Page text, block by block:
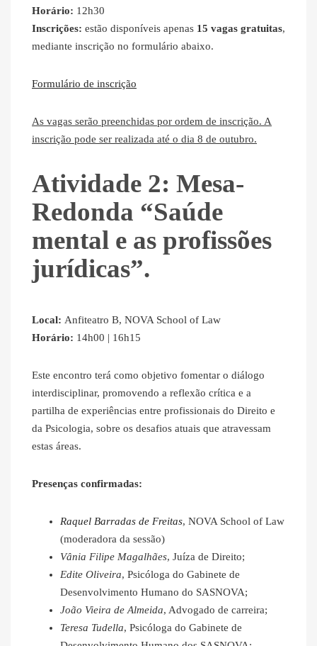
Horário: 12h30
Inscrições: estão disponíveis apenas 15 vagas gratuitas,
mediante inscrição no formulário abaixo.
Formulário de inscrição
As vagas serão preenchidas por ordem de inscrição. A
inscrição pode ser realizada até o dia 8 de outubro.
Atividade 2: Mesa-
Redonda “Saúde
mental e as profissões
jurídicas”.
Local: Anfiteatro B, NOVA School of Law
Horário: 14h00 | 16h15
Este encontro terá como objetivo fomentar o diálogo
interdisciplinar, promovendo a reflexão crítica e a
partilha de experiências entre profissionais do Direito e
da Psicologia, sobre os desafios atuais que atravessam
estas áreas.
Presenças confirmadas:
Raquel Barradas de Freitas, NOVA School of Law
(moderadora da sessão)
Vânia Filipe Magalhães, Juíza de Direito;
Edite Oliveira, Psicóloga do Gabinete de
Desenvolvimento Humano do SASNOVA;
João Vieira de Almeida, Advogado de carreira;
Teresa Tudella, Psicóloga do Gabinete de